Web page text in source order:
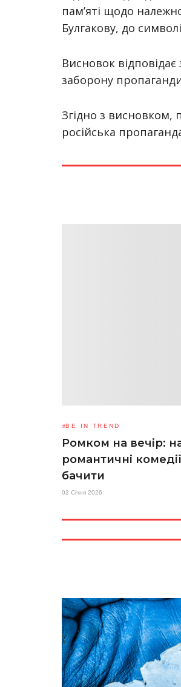
пам’яті щодо
Булгакову, до
Висновок
заборону пропаганди
Згідно з висновком,
російська
BE IN TREND
Ромком на вечір:
романтичні
бачити
02 Січня 2026